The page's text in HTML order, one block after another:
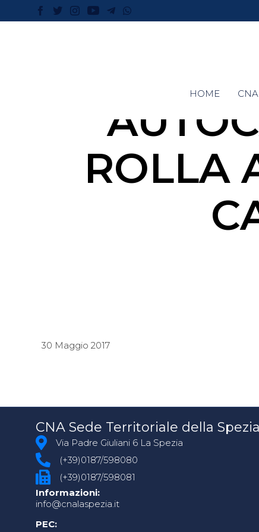
HOME
ROLLA
30 Maggio 2017
CNA Sede Territoriale della Spezia
Via Padre Giuliani 6 La Spezia
(+39)0187/598080
(+39)0187/598081
Informazioni:
info@cnalaspezia.it
PEC: